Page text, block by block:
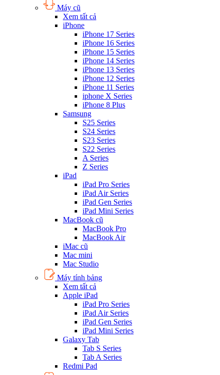
Máy cũ
Xem tất cả
iPhone
iPhone 17 Series
iPhone 16 Series
iPhone 15 Series
iPhone 14 Series
iPhone 13 Series
iPhone 12 Series
iPhone 11 Series
iphone X Series
iPhone 8 Plus
Samsung
S25 Series
S24 Series
S23 Series
S22 Series
A Series
Z Series
iPad
iPad Pro Series
iPad Air Series
iPad Gen Series
iPad Mini Series
MacBook cũ
MacBook Pro
MacBook Air
iMac cũ
Mac mini
Mac Studio
Máy tính bảng
Xem tất cả
Apple iPad
iPad Pro Series
iPad Air Series
iPad Gen Series
iPad Mini Series
Galaxy Tab
Tab S Series
Tab A Series
Redmi Pad